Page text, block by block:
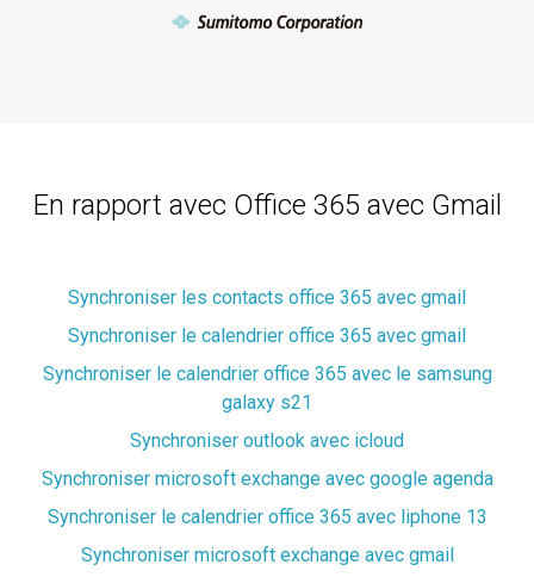
En rapport avec Office 365 avec Gmail
Synchroniser les contacts office 365 avec gmail
Synchroniser le calendrier office 365 avec gmail
Synchroniser le calendrier office 365 avec le samsung
galaxy s21
Synchroniser outlook avec icloud
Synchroniser microsoft exchange avec google agenda
Synchroniser le calendrier office 365 avec liphone 13
Synchroniser microsoft exchange avec gmail